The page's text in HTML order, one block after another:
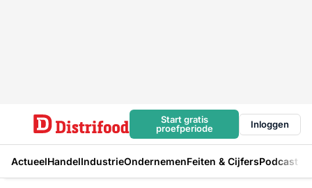
Start gratis
proefperiode
Inloggen
ActueelHandelIndustrieOndernemenFeiten & CijfersPodcast